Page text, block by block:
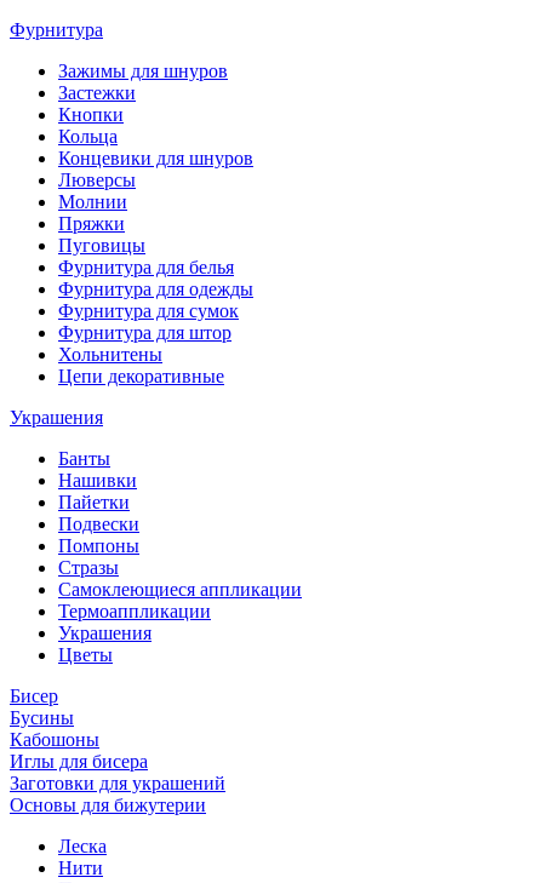
Фурнитура
Зажимы для шнуров
Застежки
Кнопки
Кольца
Концевики для шнуров
Люверсы
Молнии
Пряжки
Пуговицы
Фурнитура для белья
Фурнитура для одежды
Фурнитура для сумок
Фурнитура для штор
Хольнитены
Цепи декоративные
Украшения
Банты
Нашивки
Пайетки
Подвески
Помпоны
Стразы
Самоклеющиеся аппликации
Термоаппликации
Украшения
Цветы
Бисер
Бусины
Кабошоны
Иглы для бисера
Заготовки для украшений
Основы для бижутерии
Леска
Нити